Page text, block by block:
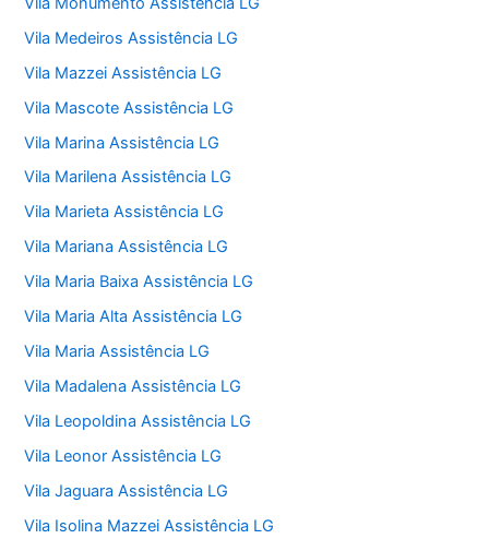
Vila Medeiros Assistência LG
Vila Mazzei Assistência LG
Vila Mascote Assistência LG
Vila Marina Assistência LG
Vila Marilena Assistência LG
Vila Marieta Assistência LG
Vila Mariana Assistência LG
Vila Maria Baixa Assistência LG
Vila Maria Alta Assistência LG
Vila Maria Assistência LG
Vila Madalena Assistência LG
Vila Leopoldina Assistência LG
Vila Leonor Assistência LG
Vila Jaguara Assistência LG
Vila Isolina Mazzei Assistência LG